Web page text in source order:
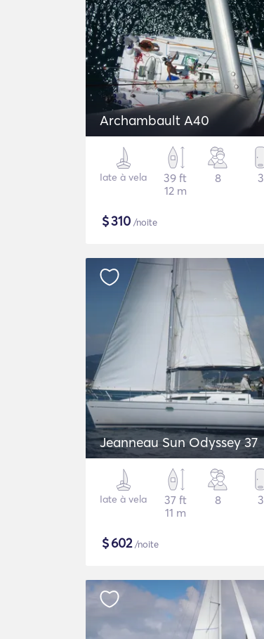
Archambault A40
Iate à vela
39 ft
12 m
8 3
$310 /noite
Jeanneau Sun Odyssey 37
Iate à vela
37 ft
11 m
8 3
$602/noite